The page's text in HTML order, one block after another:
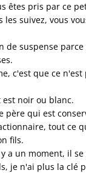
êtes pris par ce
les suivez, vous
de suspense
c'est que ce n'est
noir ou blanc.
père qui est
tout ce
fils.
a un moment, il se
je n'ai plus la clé